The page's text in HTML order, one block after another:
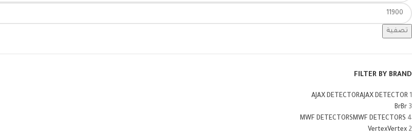
تصفية
FILTER BY BRAND
AJAX DETECTORAJAX DETECTOR 1
BrBr 3
MWF DETECTORSMWF DETECTORS 4
VertexVertex 2